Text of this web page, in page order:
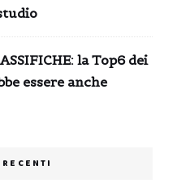
la Top6 dei
essere anche